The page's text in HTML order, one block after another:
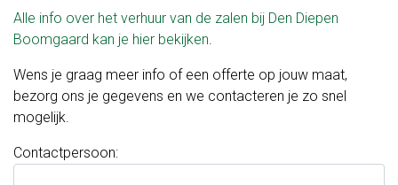
Hoevewinkel
Winkelcafe
De
Smaakschuur
Rondleidingen
Alle info over het verhuur van de zalen bij Den Diepen
Boomgaard kan je hier bekijken.
Wens je graag meer info of een offerte op jouw maat,
bezorg ons je gegevens en we contacteren je zo snel
mogelijk.
Contactpersoon: